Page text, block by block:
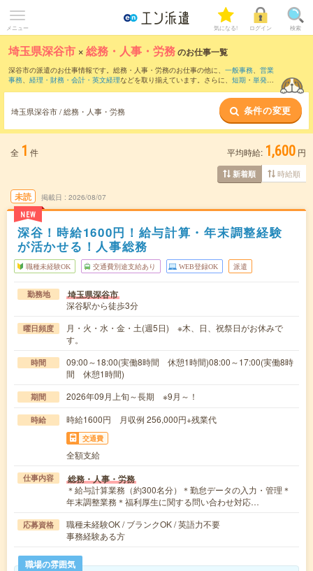
メニュー 気になる! ログイン 検索
埼玉県深谷市 ×総務・人事・労務のお仕事一覧
深谷市の派遣のお仕事情報です。総務・人事・労務のお仕事の他に、 一般事務、 営業
事務、 経理・財務・会計・英文経理などを取り揃えています。さらに、 短期 ・ 単発な
埼玉県深谷市 / 総務・人事・労務 条件の変更
全 1 件 平均時給: 1,600 円
新着順 時給順
未読
NEW
掲載日 2026/08/07
深谷！時給1600円！給与計算・年末調整経験
が活かせる！人事総務
職種未経験OK 交通費別途支給あり WEB登録OK 派遣
勤務地 埼玉県深谷市
深谷駅から徒歩3分
曜日頻度
月・火・水・金・土(週5日) ※木、日、祝祭日がお休みで
す。
時間
09:00～18:00(実働8時間 休憩1時間)08:00～17:00(実働8時
間 休憩1時間)
期間 2026年09月上旬～長期 ※9月～！
時給 時給1600円 月収例 256,000円+残業代
交通費
全額支給
仕事内容 総務・人事・労務
＊給与計算業務（約300名分）＊勤怠データの入力・管理＊
年末調整業務＊福利厚生に関する問い合わせ対応…
応募資格
職種未経験OK / ブランクOK / 英語力不要
事務経験ある方
職場の雰囲気